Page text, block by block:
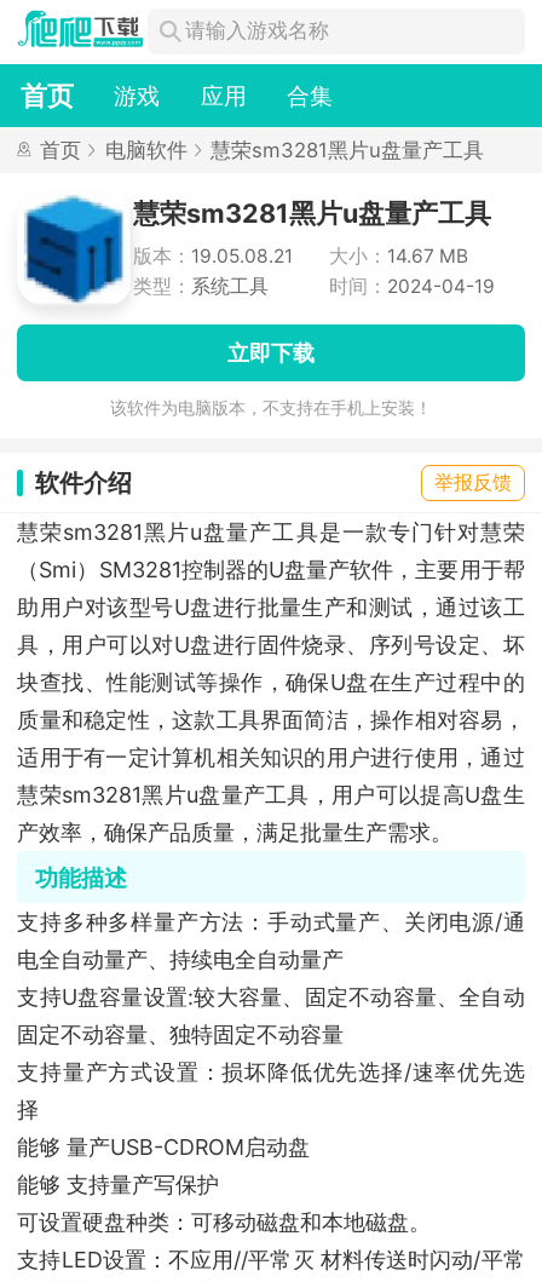
首页 游戏 应用 合集
首页 电脑软件 慧荣sm3281黑片u盘量产工具
慧荣sm3281黑片u盘量产工具
版本： 19.05.08.21 大小： 14.67 MB
类型： 系统工具 时间： 2024-04-19
立即下载
该软件为电脑版本，不支持在手机上安装！
软件介绍 举报反馈
慧荣sm3281黑片u盘量产工具是一款专门针对慧荣
（Smi）SM3281控制器的U盘量产软件，主要用于帮
助用户对该型号U盘进行批量生产和测试，通过该工
具，用户可以对U盘进行固件烧录、序列号设定、坏
块查找、性能测试等操作，确保U盘在生产过程中的
质量和稳定性，这款工具界面简洁，操作相对容易，
适用于有一定计算机相关知识的用户进行使用，通过
慧荣sm3281黑片u盘量产工具，用户可以提高U盘生
产效率，确保产品质量，满足批量生产需求。
功能描述
支持多种多样量产方法：手动式量产、关闭电源/通
电全自动量产、持续电全自动量产
支持U盘容量设置:较大容量、固定不动容量、全自动
固定不动容量、独特固定不动容量
支持量产方式设置：损坏降低优先选择/速率优先选
择
能够 量产USB-CDROM启动盘
能够 支持量产写保护
可设置硬盘种类：可移动磁盘和本地磁盘。
支持LED设置：不应用//平常灭 材料传送时闪动/平常